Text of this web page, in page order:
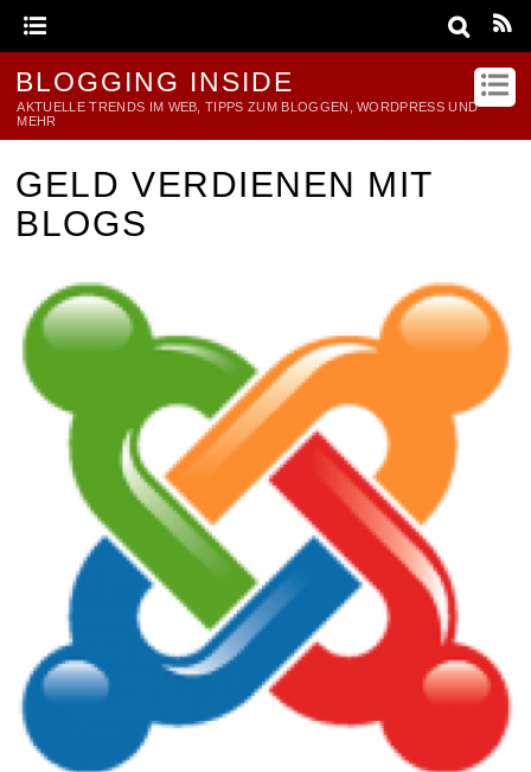
BLOGGING INSIDE
AKTUELLE TRENDS IM WEB, TIPPS ZUM BLOGGEN, WORDPRESS UND
MEHR
GELD VERDIENEN MIT
BLOGS